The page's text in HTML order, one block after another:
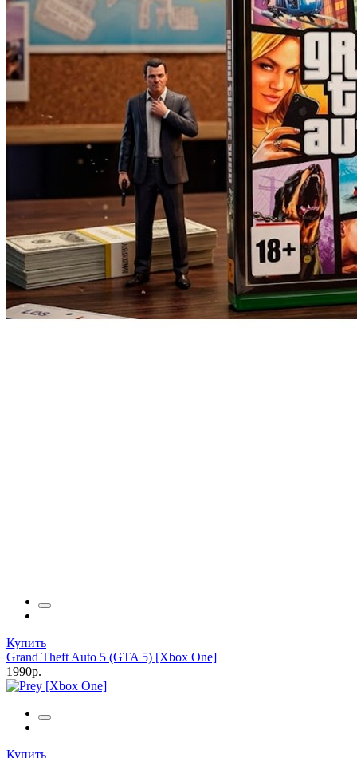
Купить
Grand Theft Auto 5 (GTA 5) [Xbox One]
1990р.
Купить